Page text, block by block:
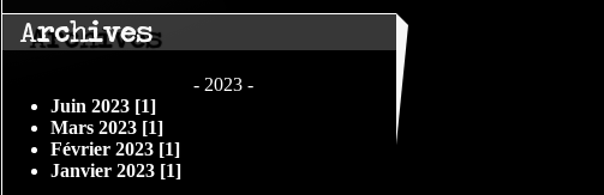
Archives
- 2023 -
Juin 2023 [1]
Mars 2023 [1]
Février 2023 [1]
Janvier 2023 [1]